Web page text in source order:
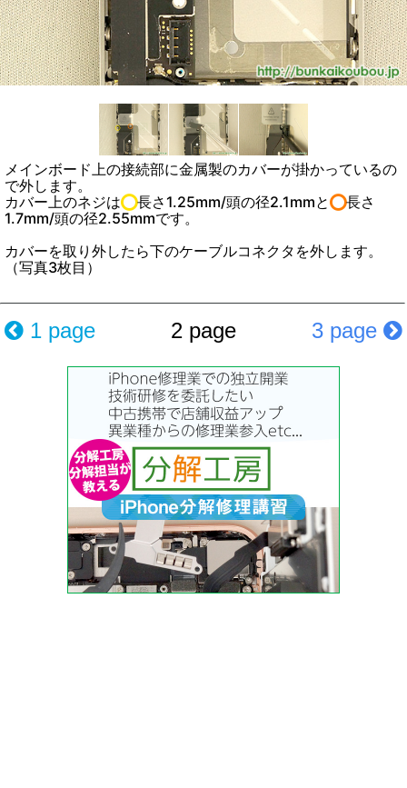
メインボード上の接続部に金属製のカバーが掛かっているの
で外します。
カバー上のネジは
長さ1.25mm/頭の径2.1mmと
長さ
1.7mm/頭の径2.55mmです。
カバーを取り外したら下のケーブルコネクタを外します。
（写真3枚目）
1 page 2 page 3 page